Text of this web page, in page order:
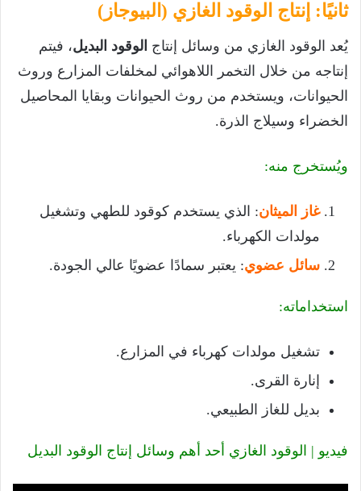
ثانيًا: إنتاج الوقود الغازي (البيوجاز)
يُعد الوقود الغازي من وسائل إنتاج الوقود البديل، فيتم
إنتاجه من خلال التخمر اللاهوائي لمخلفات المزارع وروث
الحيوانات، ويستخدم من روث الحيوانات وبقايا المحاصيل
الخضراء وسيلاج الذرة.
ويُستخرج منه:
غاز الميثان: الذي يستخدم كوقود للطهي وتشغيل
مولدات الكهرباء.
سائل عضوي: يعتبر سمادًا عضويًا عالي الجودة.
استخداماته:
تشغيل مولدات كهرباء في المزارع.
إنارة القرى.
بديل للغاز الطبيعي.
فيديو | الوقود الغازي أحد أهم وسائل إنتاج الوقود البديل